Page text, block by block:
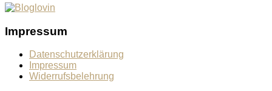
Impressum
Datenschutzerklärung
Impressum
Widerrufsbelehrung